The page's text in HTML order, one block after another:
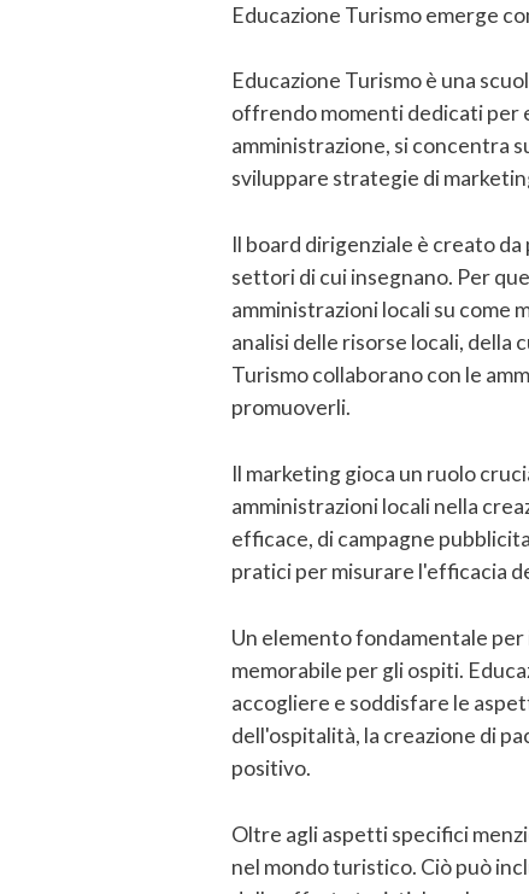
Educazione Turismo emerge
Educazione Turismo è una
offrendo momenti dedicati per
amministrazione, si concentra
sviluppare strategie di
Il board dirigenziale è creato
settori di cui insegnano. Per
amministrazioni locali su come
analisi delle risorse locali,
Turismo collaborano con le
promuoverli.
Il marketing gioca un ruolo
amministrazioni locali nella
efficace, di campagne
pratici per misurare l'efficacia
Un elemento fondamentale
memorabile per gli ospiti.
accogliere e soddisfare le
dell'ospitalità, la creazione di
positivo.
Oltre agli aspetti specifici
nel mondo turistico. Ciò può